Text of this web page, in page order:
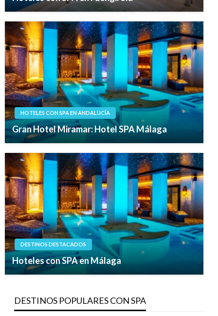
HOTELES CON SPA EN ANDALUCÍA
Gran Hotel Miramar: Hotel SPA Málaga
DESTINOS DESTACADOS
Hoteles con SPA en Málaga
DESTINOS POPULARES CON SPA